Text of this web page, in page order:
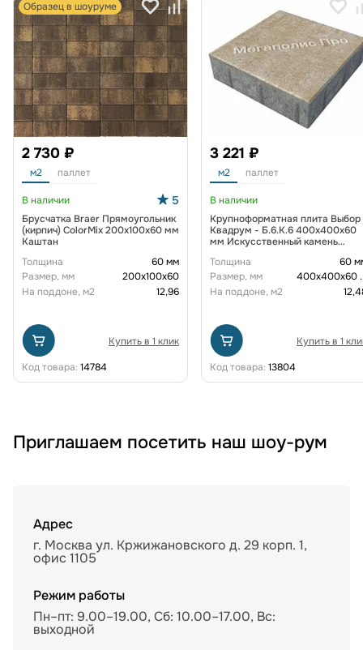
Образец в шоуруме
2 730 ₽
м2 паллет
В наличии 5
Брусчатка Braer Прямоугольник
(кирпич) ColorMix 200х100х60 мм
Каштан
Толщина
60 мм
Размер, мм
200х100х60
На поддоне, м2
12,96
Купить в 1 клик
Код товара: 14784
3 221 ₽
м2 паллет
В наличии
Крупноформатная плита Выбор
Квадрум - Б.6.К.6 400х400х60
мм Искусственный камень
Толщина
60
Размер, мм
400х400х60
На поддоне, м2
Купить в 1
Код товара: 13804
Приглашаем посетить наш шоу-рум
Адрес
г. Москва ул. Кржижановского д. 29 корп. 1,
офис 1105
Режим работы
Пн–пт: 9.00–19.00, Сб: 10.00–17.00, Вс:
выходной